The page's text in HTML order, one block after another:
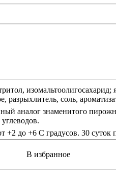
разрыхлитель, соль,
аналог знаменитого
+2 до +6 С градусов. 30 суток
В избранное